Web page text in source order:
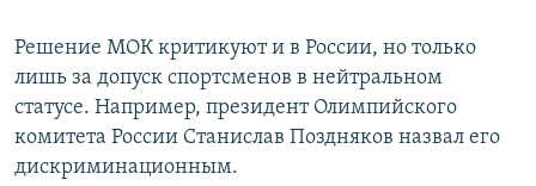
Решение МОК критикуют и в России, но только
лишь за допуск спортсменов в нейтральном
статусе. Например, президент Олимпийского
комитета России Станислав Поздняков назвал его
дискриминационным.